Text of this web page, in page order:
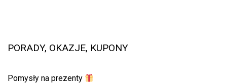
PORADY, OKAZJE, KUPONY
Pomysły na prezenty